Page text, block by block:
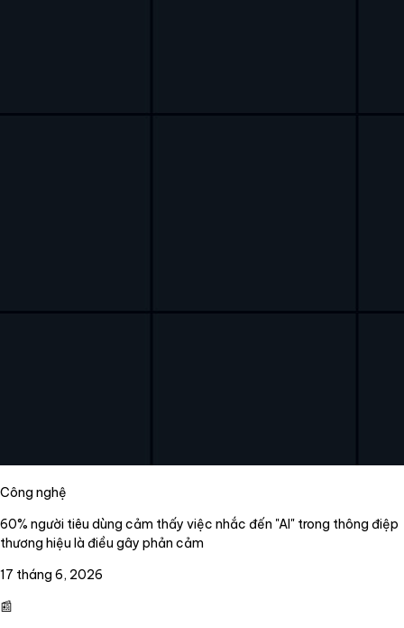
Công nghệ
60% người tiêu dùng cảm thấy việc nhắc đến "AI" trong thông điệp
thương hiệu là điều gây phản cảm
17 tháng 6, 2026
📰